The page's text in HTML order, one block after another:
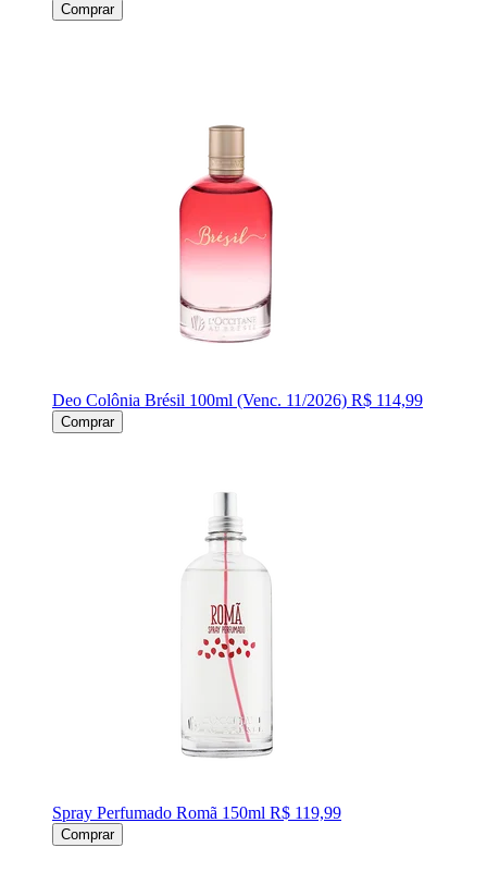
Comprar
Deo Colônia Brésil 100ml (Venc. 11/2026) R$ 114,99
Comprar
Spray Perfumado Romã 150ml R$ 119,99
Comprar